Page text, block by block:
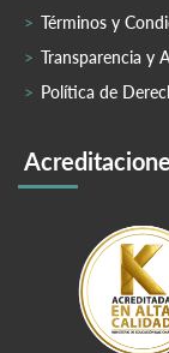
Términos y
Transparencia y
Política de